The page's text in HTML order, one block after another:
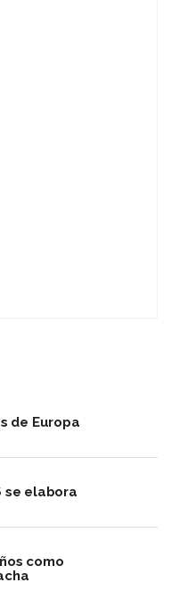
de Europa
se elabora
como